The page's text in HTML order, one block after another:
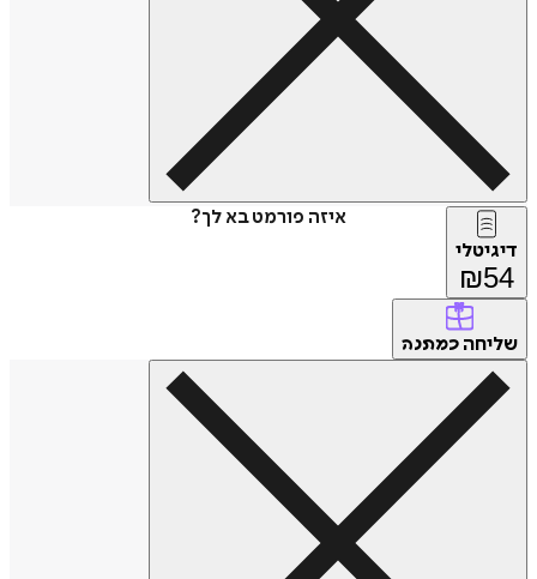
איזה פורמט בא לך?
דיגיטלי
₪54
שליחה כמתנה